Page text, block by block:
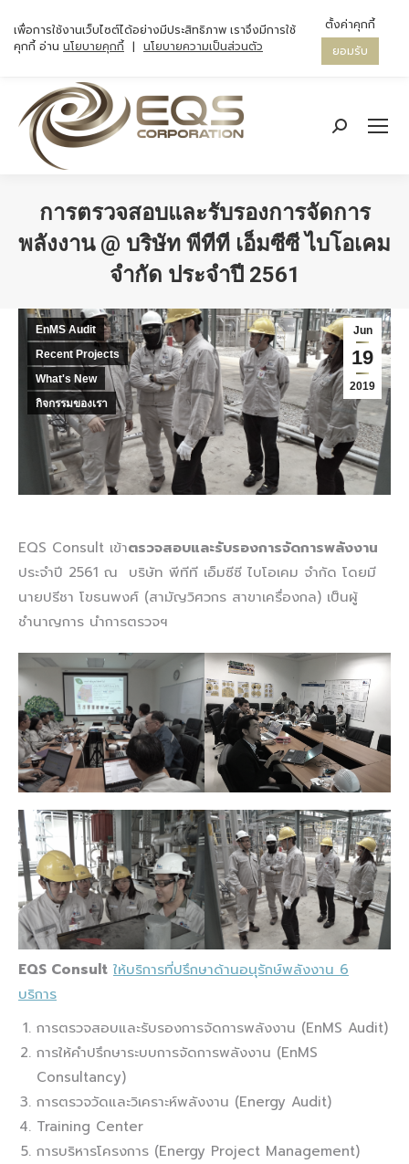
Search:
การตรวจสอบและรับรองการจัดการ
พลังงาน @ บริษัท พีทีที เอ็มซีซี ไบโอเคม
จำกัด ประจำปี 2561
Jun
19
2019
EnMS Audit
Recent Projects
What's New
กิจกรรมของเรา
EQS Consult เข้าตรวจสอบและรับรองการจัดการพลังงาน
ประจำปี 2561 ณ บริษัท พีทีที เอ็มซีซี ไบโอเคม จำกัด โดยมี
นายปรีชา โขธนพงศ์ (สามัญวิศวกร สาขาเครื่องกล) เป็นผู้
ชำนาญการ นำการตรวจฯ
EQS Consult ให้บริการที่ปรึกษาด้านอนุรักษ์พลังงาน 6
บริการ
การตรวจสอบและรับรองการจัดการพลังงาน (EnMS Audit)
การให้คำปรึกษาระบบการจัดการพลังงาน (EnMS
Consultancy)
การตรวจวัดและวิเคราะห์พลังงาน (Energy Audit)
Training Center
การบริหารโครงการ (Energy Project Management)
เพื่อการใช้งานเว็บไซต์ได้อย่างมีประสิทธิภาพ เราจึงมีการใช้
คุกกี้ อ่าน นโยบายคุกกี้ | นโยบายความเป็นส่วนตัว
ตั้งค่าคุกกี้
ยอมรับ